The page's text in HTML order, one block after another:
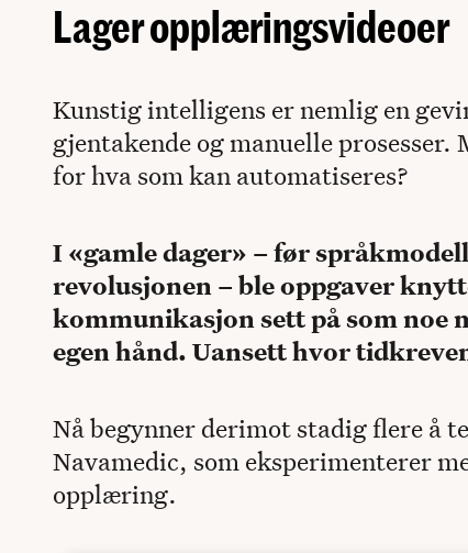
Lager opplæringsvideoer
Kunstig intelligens er nemlig en
gjentakende og manuelle
for hva som kan automatiseres?
I «gamle dager» – før
revolusjonen – ble oppgaver
kommunikasjon sett på som noe
egen hånd. Uansett hvor
Nå begynner derimot stadig flere å
Navamedic, som eksperimenterer
opplæring.